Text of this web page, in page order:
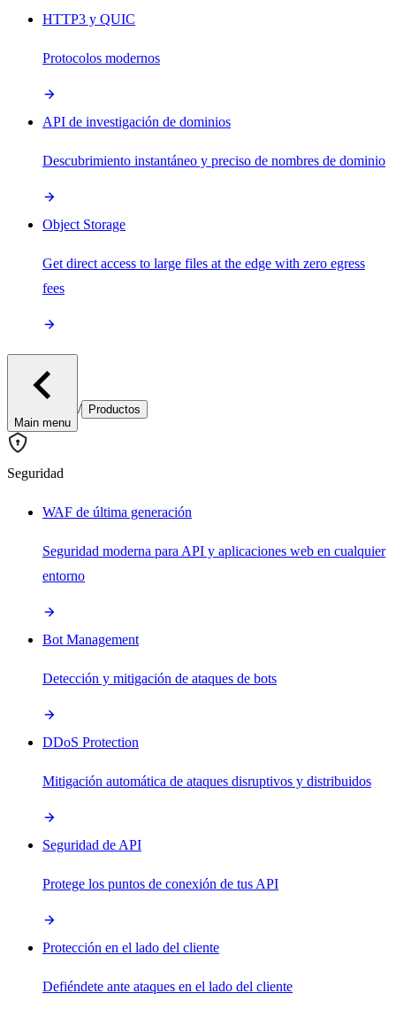
HTTP3 y QUIC
Protocolos modernos
API de investigación de dominios
Descubrimiento instantáneo y preciso de nombres de dominio
Object Storage
Get direct access to large files at the edge with zero egress
fees
Main menu
/ Productos
Seguridad
WAF de última generación
Seguridad moderna para API y aplicaciones web en cualquier
entorno
Bot Management
Detección y mitigación de ataques de bots
DDoS Protection
Mitigación automática de ataques disruptivos y distribuidos
Seguridad de API
Protege los puntos de conexión de tus API
Protección en el lado del cliente
Defiéndete ante ataques en el lado del cliente